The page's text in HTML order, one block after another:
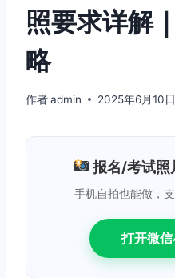
照要求详解
略
作者admin 2025年6月10日
报名/考试照
手机自拍也能做，
打开微